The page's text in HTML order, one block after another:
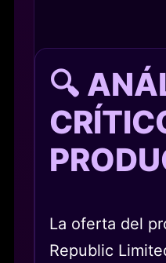
🔍
La oferta del
Republic